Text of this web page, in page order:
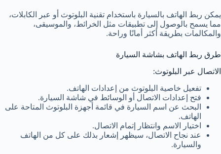
يمكن ربط الهاتف بالسيارة باستخدام تقنية البلوتوث أو عبر الكابلات،
مما يسمح بالوصول إلى تطبيقات مثل الخرائط، والموسيقى،
والمكالمات بطريقة أكثر أمانًا وراحة.
طرق ربط الهاتف بشاشة السيارة
الاتصال عبر البلوتوث:
تفعيل خاصية البلوتوث من إعدادات الهاتف.
فتح إعدادات الاتصال أو الوسائط في شاشة السيارة.
البحث عن اسم السيارة في قائمة أجهزة البلوتوث المتاحة على
الهاتف.
اختيار الاسم وانتظار إتمام الاتصال.
عند نجاح الاتصال، سيظهر إشعار بذلك على كل من الهاتف
والسيارة.